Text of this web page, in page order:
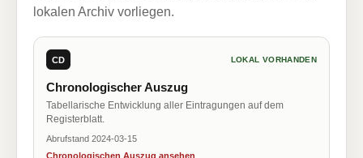
lokalen Archiv vorliegen.
CD LOKAL VORHANDEN
Chronologischer Auszug
Tabellarische Entwicklung aller Eintragungen auf dem
Registerblatt.
Abrufstand 2024-03-15
Chronologischen Auszug ansehen